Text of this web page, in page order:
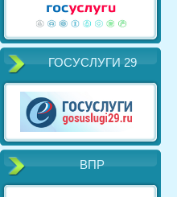
ГОСУСЛУГИ 29
ВПР